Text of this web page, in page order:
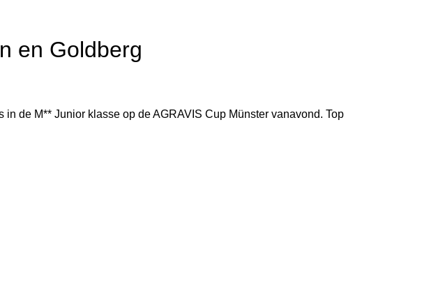
en Goldberg
de M** Junior klasse op de AGRAVIS Cup Münster vanavond. Top